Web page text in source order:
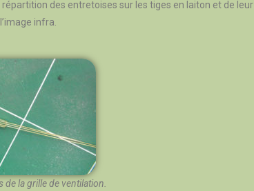
des entretoises sur les tiges en laiton et de leur
infra.
de la grille de ventilation.